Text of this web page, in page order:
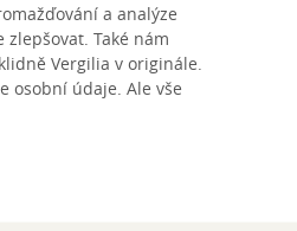
Nic moc 1
a analýze
Také nám
Vergilia v originále.
osobní údaje. Ale vše